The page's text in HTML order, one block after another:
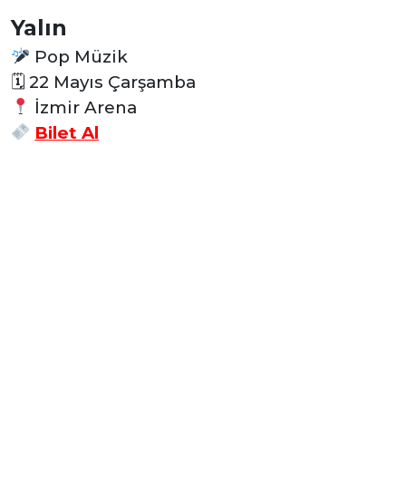
Yalın
Pop Müzik
🗓 22 Mayıs Çarşamba
İzmir Arena
Bilet Al